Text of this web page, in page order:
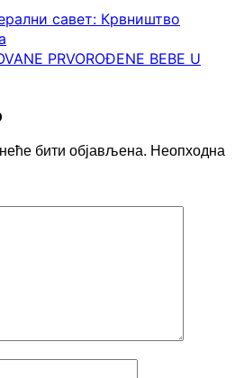
савет: Крвништво
PRVOROĐENE BEBE U
бити објављена. Неопходна